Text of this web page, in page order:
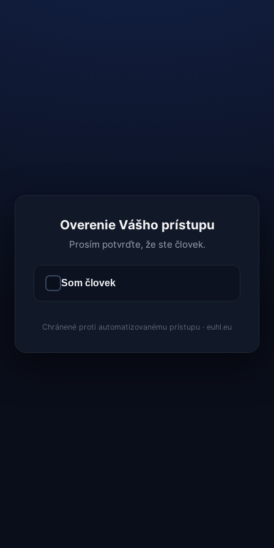
Overenie Vášho prístupu
Prosím potvrďte, že ste človek.
Som človek
Chránené proti automatizovanému prístupu · euhl.eu